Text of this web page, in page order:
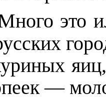
это
—